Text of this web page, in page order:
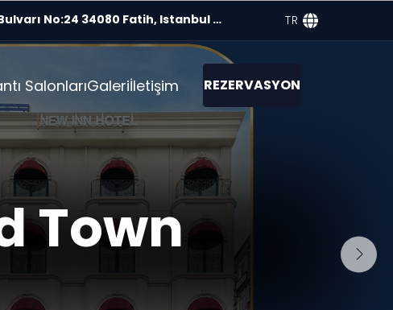
34080 Fatih, Istanbul Turkey (TR) TR
SalonlarıGaleriİletişim REZERVASYON
Town